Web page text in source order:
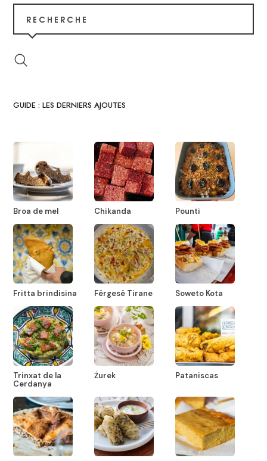
RECHERCHE
GUIDE : LES DERNIERS AJOUTES
Broa de mel Chikanda Pounti
Fritta brindisina Fërgesë Tirane Soweto Kota
Trinxat de la
Cerdanya
Żurek Pataniscas